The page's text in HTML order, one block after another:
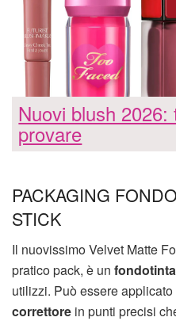
Nuovi blush
provare
PACKAGING
STICK
Il nuovissimo Velvet Matte
pratico pack, è un
utilizzi. Può essere
correttore in punti precisi